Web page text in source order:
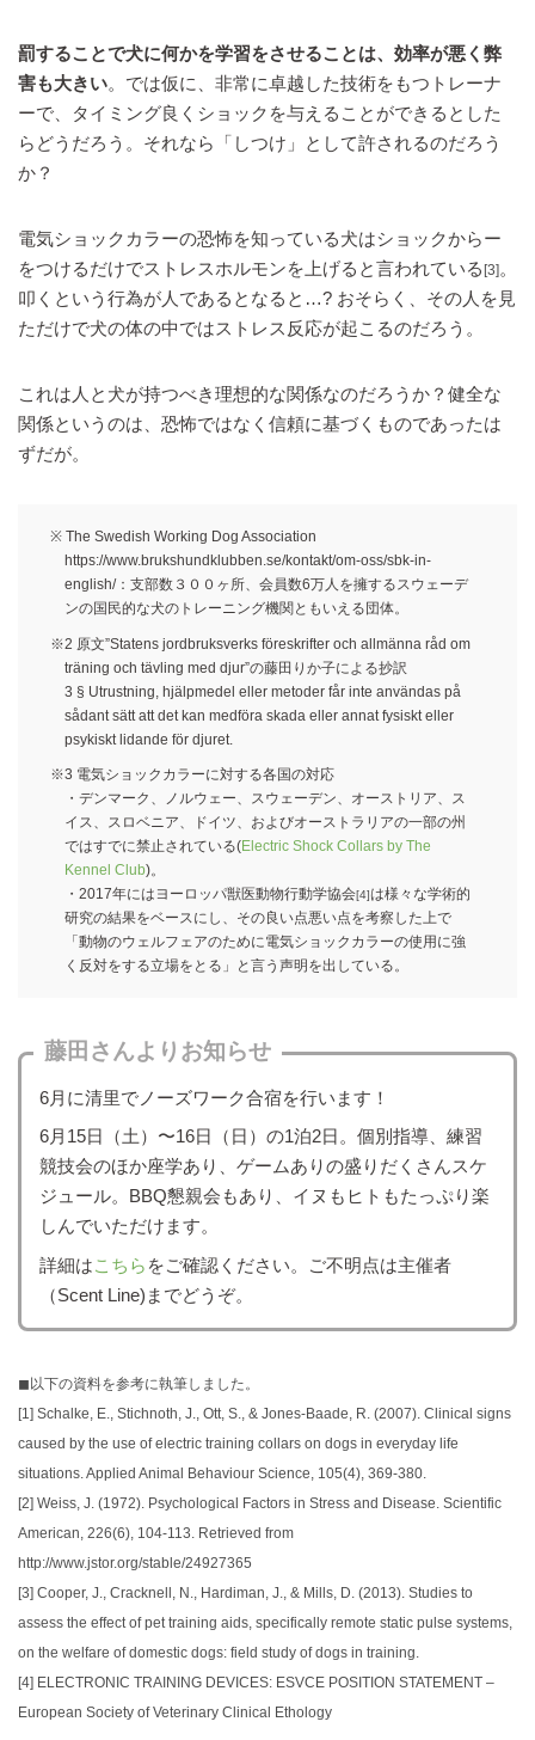
罰することで犬に何かを学習をさせることは、効率が悪く弊
害も大きい。では仮に、非常に卓越した技術をもつトレーナ
ーで、タイミング良くショックを与えることができるとした
らどうだろう。それなら「しつけ」として許されるのだろう
か？
電気ショックカラーの恐怖を知っている犬はショックからー
をつけるだけでストレスホルモンを上げると言われている [3] 。
叩くという行為が人であるとなると…? おそらく、その人を見
ただけで犬の体の中ではストレス反応が起こるのだろう。
これは人と犬が持つべき理想的な関係なのだろうか？健全な
関係というのは、恐怖ではなく信頼に基づくものであったは
ずだが。
※ The Swedish Working Dog Association
https://www.brukshundklubben.se/kontakt/om-oss/sbk-in-
english/：支部数３００ヶ所、会員数6万人を擁するスウェーデ
ンの国民的な犬のトレーニング機関ともいえる団体。
※2 原文”Statens jordbruksverks föreskrifter och allmänna råd om
träning och tävling med djur”の藤田りか子による抄訳
3 § Utrustning, hjälpmedel eller metoder får inte användas på
sådant sätt att det kan medföra skada eller annat fysiskt eller
psykiskt lidande för djuret.
※3 電気ショックカラーに対する各国の対応
・デンマーク、ノルウェー、スウェーデン、オーストリア、ス
イス、スロベニア、ドイツ、およびオーストラリアの一部の州
ではすでに禁止されている(Electric Shock Collars by The
Kennel Club)。
・2017年にはヨーロッパ獣医動物行動学協会[4]は様々な学術的
研究の結果をベースにし、その良い点悪い点を考察した上で
「動物のウェルフェアのために電気ショックカラーの使用に強
く反対をする立場をとる」と言う声明を出している。
藤田さんよりお知らせ
6月に清里でノーズワーク合宿を行います！
6月15日（土）〜16日（日）の1泊2日。個別指導、練習
競技会のほか座学あり、ゲームありの盛りだくさんスケ
ジュール。BBQ懇親会もあり、イヌもヒトもたっぷり楽
しんでいただけます。
詳細はこちら をご確認ください。ご不明点は主催者
（Scent Line)までどうぞ。
◼︎以下の資料を参考に執筆しました。
[1] Schalke, E., Stichnoth, J., Ott, S., & Jones-Baade, R. (2007). Clinical signs
caused by the use of electric training collars on dogs in everyday life
situations. Applied Animal Behaviour Science, 105(4), 369-380.
[2] Weiss, J. (1972). Psychological Factors in Stress and Disease. Scientific
American, 226(6), 104-113. Retrieved from
http://www.jstor.org/stable/24927365
[3] Cooper, J., Cracknell, N., Hardiman, J., & Mills, D. (2013). Studies to
assess the effect of pet training aids, specifically remote static pulse systems,
on the welfare of domestic dogs: field study of dogs in training.
[4] ELECTRONIC TRAINING DEVICES: ESVCE POSITION STATEMENT –
European Society of Veterinary Clinical Ethology